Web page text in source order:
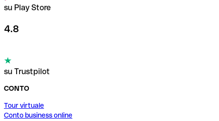
su Play Store
4.8
su Trustpilot
CONTO
Tour virtuale
Conto business online